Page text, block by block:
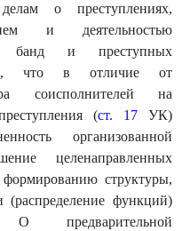
о преступлениях,
и деятельностью
банд и преступных
что в отличие от
соисполнителей на
(ст. 17 УК)
организованной
целенаправленных
структуры,
функций)
предварительной